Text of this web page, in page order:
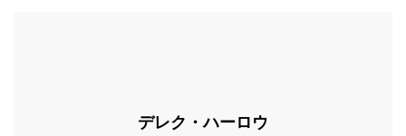
デレク・ハーロウ